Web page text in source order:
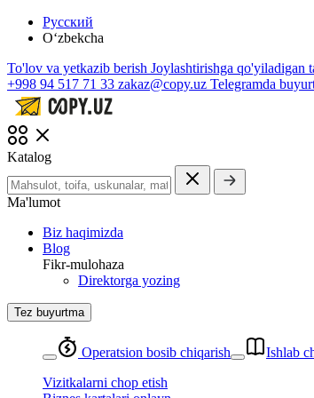
Русский
O‘zbekcha
To'lov va yetkazib berish Joylashtirishga qo'yiladigan
+998 94 517 71 33 zakaz@copy.uz Telegramda
Katalog
Ma'lumot
Biz haqimizda
Blog
Fikr-mulohaza
Direktorga yozing
Tez buyurtma
Operatsion bosib chiqarish Ishlab
Vizitkalarni chop etish